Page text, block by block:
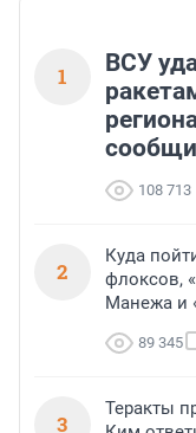
1
ВСУ
108 713
2
Куда
флоксов,
Манежа и
89 345
3
Теракты